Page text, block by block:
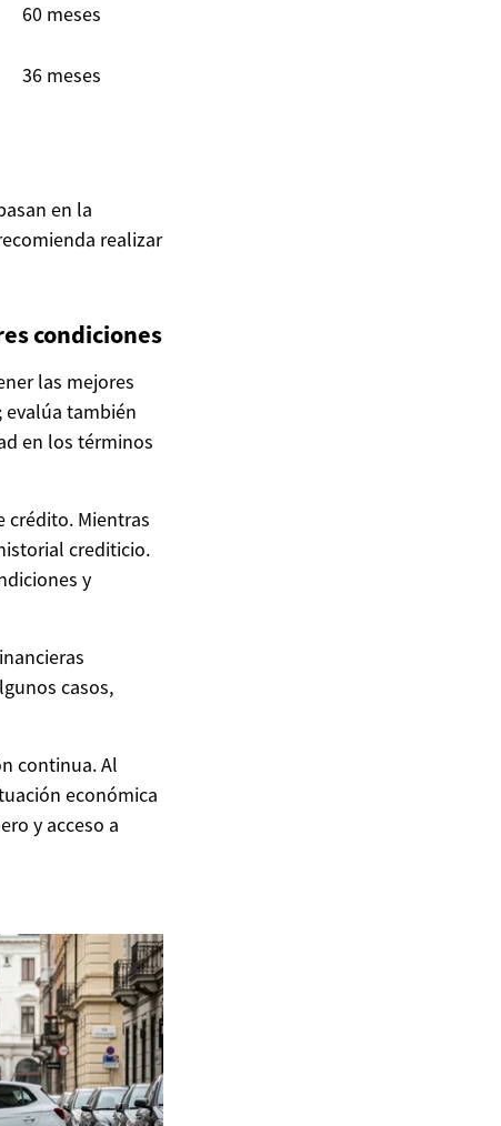
60 meses
36 meses
en la
realizar
condiciones
las mejores
evalúa también
en los términos
crédito. Mientras
crediticio.
y
casos,
continua. Al
económica
y acceso a